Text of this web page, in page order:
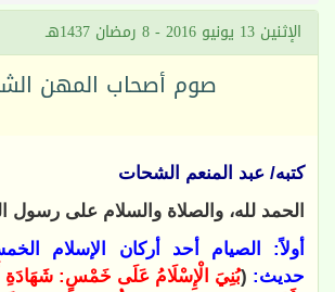
الإثنين 13 يونيو 2016 - 8 رمضان 1437هـ
صوم أصحاب المهن
كتبه/ عبد المنعم الشحات
الحمد لله، والصلاة والسلام على رسول
أولاً: الصيام أحد أركان الإسلام
حديث: (بُنِيَ الْإِسْلَامُ عَلَى خَمْسٍ: شَهَادَةِ أَنْ